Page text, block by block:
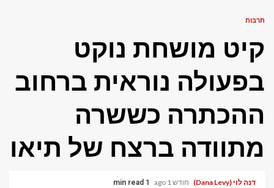
תרבות
קיט מושחת נוקט
בפעולה נוראית ברחוב
ההכתרה כששרה
מתוודה ברצח של תיאו
דנה לוי (Dana Levy) חודש 1 ago 1 min read